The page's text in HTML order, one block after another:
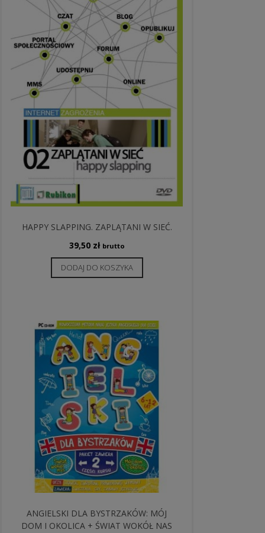
HAPPY SLAPPING. ZAPLĄTANI W SIEĆ.
39,50 zł brutto
DODAJ DO KOSZYKA
ANGIELSKI DLA BYSTRZAKÓW: MÓJ
DOM I OKOLICA + ŚWIAT WOKÓŁ NAS